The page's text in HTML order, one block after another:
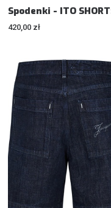
420,00 zł